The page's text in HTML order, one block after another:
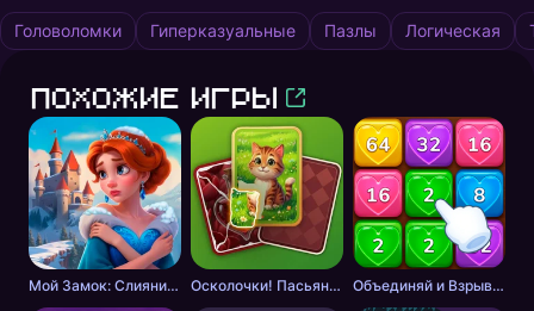
Головоломки Гиперказуальные Пазлы Логическая
Похожие игры
Мой Замок: Слияние и История Осколочки! Пасьянс Собери картинки Объединяй и Взрывай + 2048